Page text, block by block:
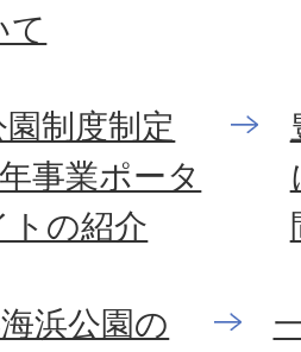
て
制度制定
事業ポータ
トの紹介
浜公園の